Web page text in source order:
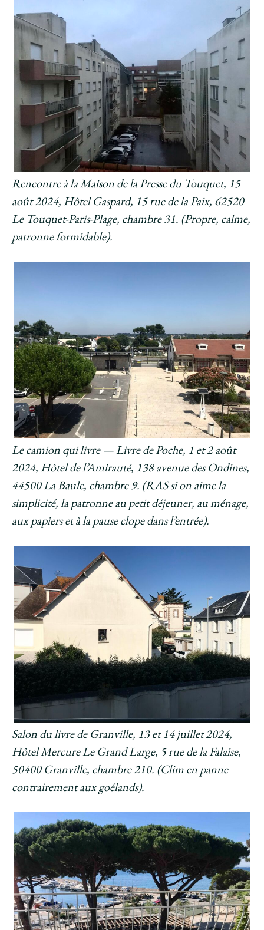
Rencontre à la Maison de la Presse du Touquet, 15
août 2024, Hôtel Gaspard, 15 rue de la Paix, 62520
Le Touquet-Paris-Plage, chambre 31. (Propre, calme,
patronne formidable).
Le camion qui livre — Livre de Poche, 1 et 2 août
2024, Hôtel de l’Amirauté, 138 avenue des Ondines,
44500 La Baule, chambre 9. (RAS si on aime la
simplicité, la patronne au petit déjeuner, au ménage,
aux papiers et à la pause clope dans l’entrée).
Salon du livre de Granville, 13 et 14 juillet 2024,
Hôtel Mercure Le Grand Large, 5 rue de la Falaise,
50400 Granville, chambre 210. (Clim en panne
contrairement aux goélands).